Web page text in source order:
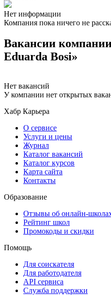
Нет информации
Компания пока ничего не
Вакансии
Eduarda Bosi»
Нет вакансий
У компании нет открытых
Хабр Карьера
О сервисе
Услуги и цены
Журнал
Каталог вакансий
Каталог курсов
Карта сайта
Контакты
Образование
Отзывы об онлайн-
Рейтинг школ
Промокоды и скидки
Помощь
Для соискателя
Для работодателя
API сервиса
Служба поддержки